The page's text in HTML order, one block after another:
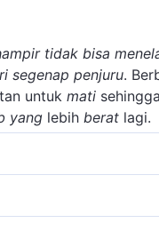
tidak bisa
segenap penjuru.
untuk mati
yang lebih berat lagi.
yang akan diterima
mereka diberi